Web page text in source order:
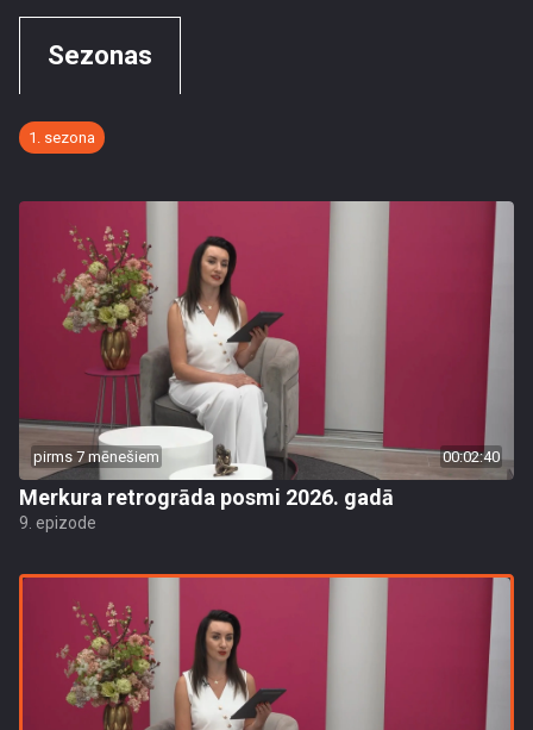
Sezonas
1. sezona
pirms 7 mēnešiem 00:02:40
Merkura retrogrāda posmi 2026. gadā
9. epizode